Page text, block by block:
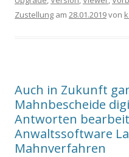
Zustellung am 28.01.2019von
Auch in Zukunft
Mahnbescheide
Antworten
Anwaltssoftware
Mahnverfahren